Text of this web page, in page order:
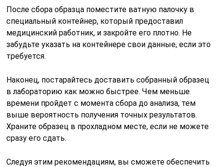
После сбора образца поместите ватную палочку в
специальный контейнер, который предоставил
медицинский работник, и закройте его плотно. Не
забудьте указать на контейнере свои данные, если это
требуется.
Наконец, постарайтесь доставить собранный образец
в лабораторию как можно быстрее. Чем меньше
времени пройдет с момента сбора до анализа, тем
выше вероятность получения точных результатов.
Храните образец в прохладном месте, если не можете
сразу его сдать.
Следуя этим рекомендациям, вы сможете обеспечить